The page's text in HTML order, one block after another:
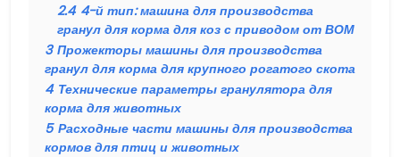
2.4 4-й тип: машина для производства
гранул для корма для коз с приводом от ВОМ
3 Прожекторы машины для производства
гранул для корма для крупного рогатого скота
4 Технические параметры гранулятора для
корма для животных
5 Расходные части машины для производства
кормов для птиц и животных